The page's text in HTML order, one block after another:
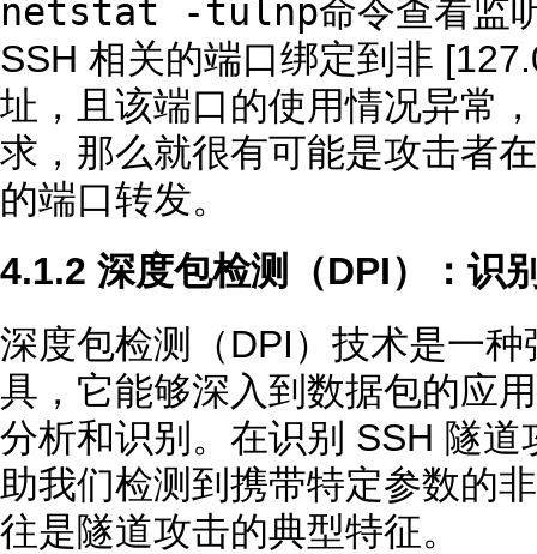
netstat -tulnp命令查看监
SSH 相关的端口绑定到非
址，且该端口的使用情况异常
求，那么就很有可能是攻击者
的端口转发。
4.1.2 深度包检测（DPI）：识
深度包检测（DPI）技术是一
具，它能够深入到数据包的应
分析和识别。在识别 SSH 隧
助我们检测到携带特定参数的
往是隧道攻击的典型特征。